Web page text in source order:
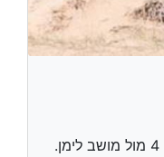
הדרך הראשית מסתעפת מכביש 4 מול מושב לימן.